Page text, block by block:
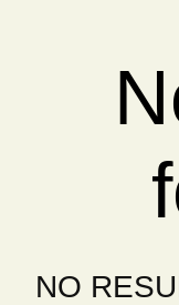
NO